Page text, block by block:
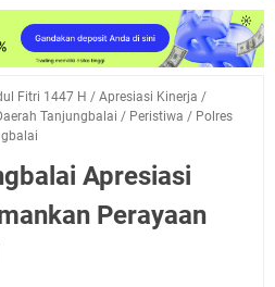
Fitri 1447 H / Apresiasi Kinerja /
Tanjungbalai / Peristiwa / Polres
Apresiasi
Perayaan